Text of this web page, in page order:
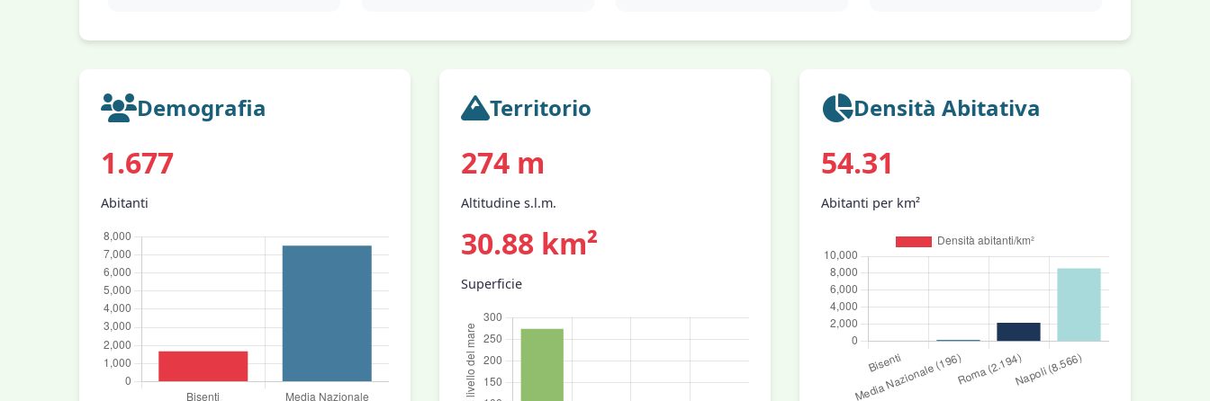
Demografia
1.677
Abitanti
Territorio
274 m
Altitudine s.l.m.
30.88 km²
Superficie
Densità Abitativa
54.31
Abitanti per km²